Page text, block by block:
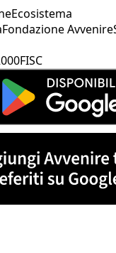
Ecosistema
Fondazione Avvenire
FISC